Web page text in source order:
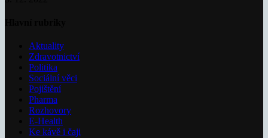
Aktuality
Zdravotnictví
Politika
Sociální věci
Pojištění
Pharma
Rozhovory
E-Health
Ke kávě i čaji